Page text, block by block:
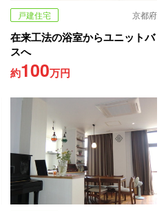
戸建住宅 京都府
在来工法の浴室からユニットバ
スへ
約100万円